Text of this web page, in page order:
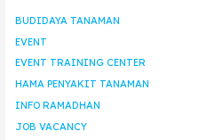
BUDIDAYA TANAMAN
EVENT
EVENT TRAINING CENTER
HAMA PENYAKIT TANAMAN
INFO RAMADHAN
JOB VACANCY